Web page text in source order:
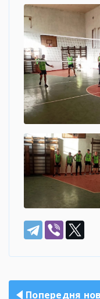
Навігація
Попередня